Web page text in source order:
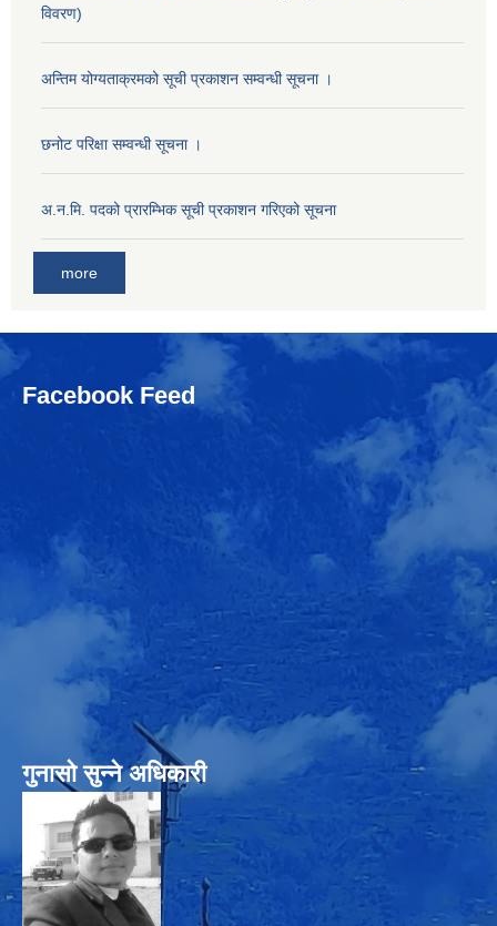
विवरण)
अन्तिम योग्यताक्रमको सूची प्रकाशन सम्वन्धी सूचना ।
छनोट परिक्षा सम्वन्धी सूचना ।
अ.न.मि. पदको प्रारम्भिक सूची प्रकाशन गरिएको सूचना
more
Facebook Feed
गुनासो सुन्‍ने अधिकारी